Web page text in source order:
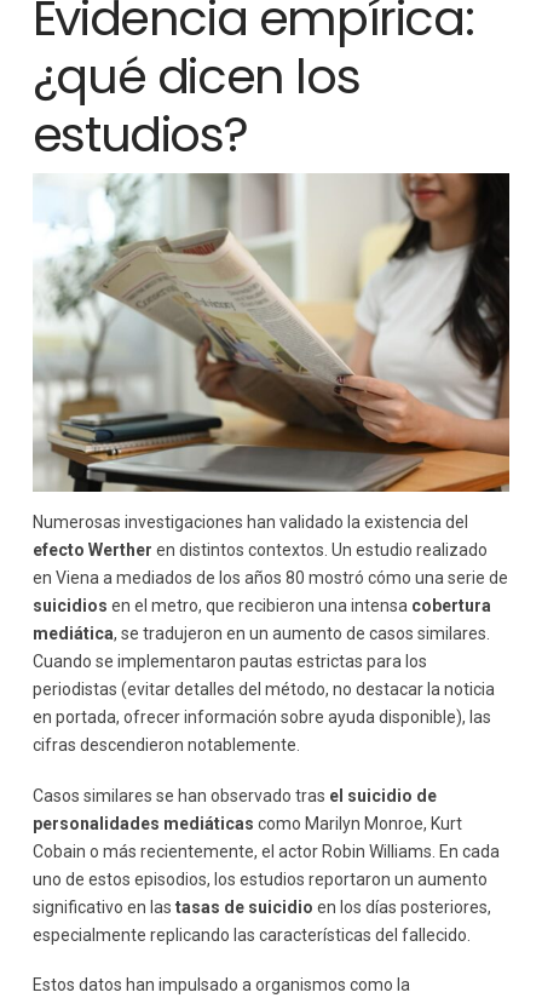
Evidencia empírica:
¿qué dicen los
estudios?
Numerosas investigaciones han validado la existencia del
efecto Werther en distintos contextos. Un estudio realizado
en Viena a mediados de los años 80 mostró cómo una serie de
suicidios en el metro, que recibieron una intensa cobertura
mediática, se tradujeron en un aumento de casos similares.
Cuando se implementaron pautas estrictas para los
periodistas (evitar detalles del método, no destacar la noticia
en portada, ofrecer información sobre ayuda disponible), las
cifras descendieron notablemente.
Casos similares se han observado tras el suicidio de
personalidades mediáticas como Marilyn Monroe, Kurt
Cobain o más recientemente, el actor Robin Williams. En cada
uno de estos episodios, los estudios reportaron un aumento
significativo en las tasas de suicidio en los días posteriores,
especialmente replicando las características del fallecido.
Estos datos han impulsado a organismos como la